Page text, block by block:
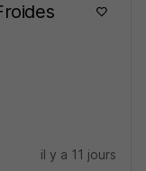
il y a 11 jours